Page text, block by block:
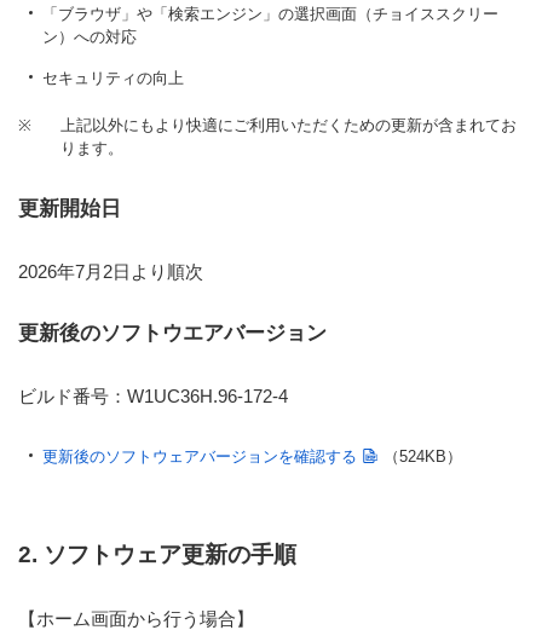
「ブラウザ」や「検索エンジン」の選択画面（チョイススクリー
ン）への対応
セキュリティの向上
※
上記以外にもより快適にご利用いただくための更新が含まれてお
ります。
更新開始日
2026年7月2日より順次
更新後のソフトウエアバージョン
ビルド番号：W1UC36H.96-172-4
更新後のソフトウェアバージョンを確認する （524KB）
2. ソフトウェア更新の手順
【ホーム画面から行う場合】